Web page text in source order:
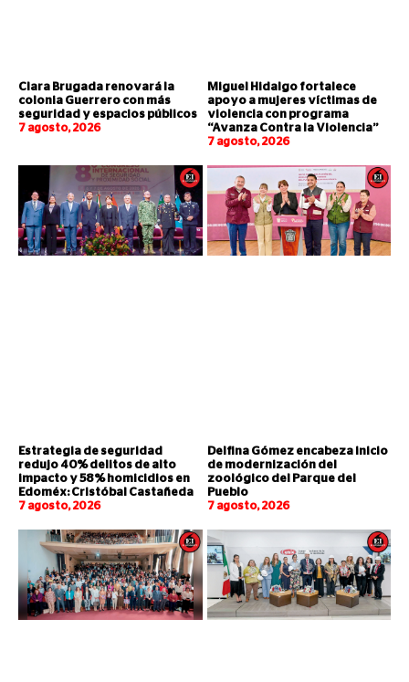
Clara Brugada renovará la
colonia Guerrero con más
seguridad y espacios públicos
7 agosto, 2026
Miguel Hidalgo fortalece
apoyo a mujeres víctimas de
violencia con programa
“Avanza Contra la Violencia”
7 agosto, 2026
Estrategia de seguridad
redujo 40% delitos de alto
impacto y 58% homicidios en
Edoméx: Cristóbal Castañeda
7 agosto, 2026
Delfina Gómez encabeza inicio
de modernización del
zoológico del Parque del
Pueblo
7 agosto, 2026